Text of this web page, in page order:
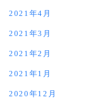
2021年4月
2021年3月
2021年2月
2021年1月
2020年12月